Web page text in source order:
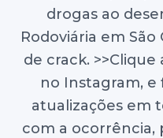
drogas ao
Rodoviária em
de crack. >>Clique
no Instagram,
atualizações em
com a ocorrência,